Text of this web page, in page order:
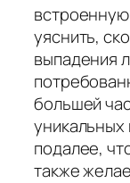
уяснить,
выпадения
большей
подалее,
также